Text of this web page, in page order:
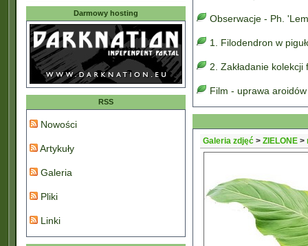
Darmowy hosting
RSS
Nowości
Artykuły
Galeria
Pliki
Linki
Obserwacje - Ph.
1. Filodendron w
2. Zakładanie
Film - uprawa
Galeria zdjęć > ZIELONE >